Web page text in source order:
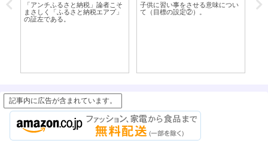
「アンチふるさと納税」論者こそ
まさしく「ふるさと納税エアプ」
の証左である。
子供に習い事をさせる意味につい
て（目標の設定②）。
第
記事内に広告が含まれています。